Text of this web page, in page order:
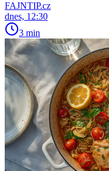
FAJNTIP.cz
dnes, 12:30
3 min